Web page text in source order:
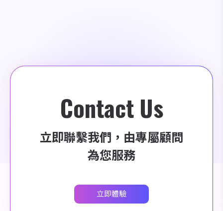
Contact Us
立即聯繫我們，由專屬顧問
為您服務
立即體驗